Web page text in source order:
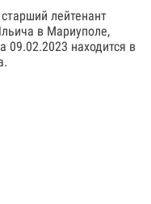
лейтенант
в Мариуполе,
09.02.2023 находится в